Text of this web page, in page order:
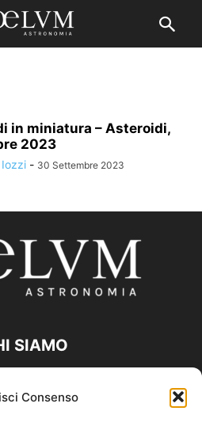
Consenso
in miniatura – Asteroidi,
2023
- 30 Settembre 2023
SIAMO